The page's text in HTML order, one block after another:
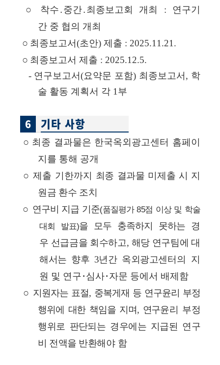
○ 착수․중간․최종보고회 개최 :
연구기
간 중 협의 개최
○ 최종보고서(초안) 제출 : 2025.11.21.
○ 최종보고서 제출 : 2025.12.5.
- 연구보고서(요약문 포함) 최종보고서 , 학
술 활동 계획서 각 1 부
6 기타 사항
○ 최종 결과물은 한국옥외광고센터 홈페이
지를 통해 공개
○ 제출 기한까지 최종 결과물 미제출 시 지
원금 환수 조치
○ 연구비 지급 기준(품질평가85점 이상 및 학술
대회 발표)을 모두 충족하지 못하는
경
우 선급금을 회수하고, 해당 연구팀에 대
해서는 향후 3년간 옥외광고센터의
지
원 및 연구･심사･자문 등에서 배제함
○ 지원자는 표절, 중복게재 등 연구윤리 부정
행위에 대한 책임을 지며, 연구윤리 부정
행위로
판단되는 경우에는 지급된 연구
비 전액을 반환해야 함